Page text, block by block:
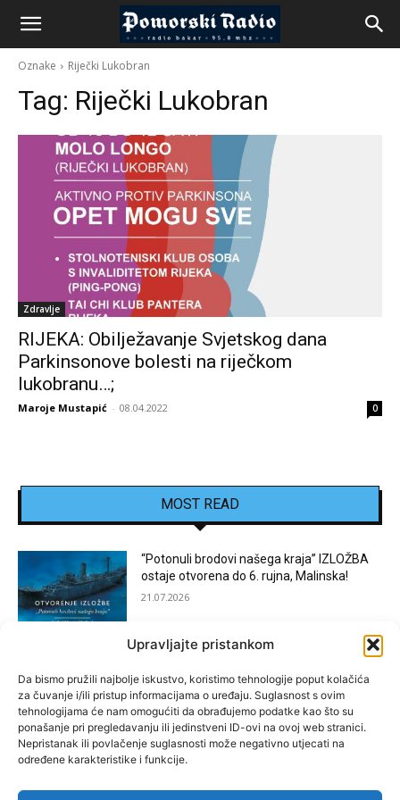
Upravljajte pristankom
Da bismo pružili najbolje iskustvo, koristimo tehnologije poput kolačića
za čuvanje i/ili pristup informacijama o uređaju. Suglasnost s ovim
tehnologijama će nam omogućiti da obrađujemo podatke kao što su
ponašanje pri pregledavanju ili jedinstveni ID-ovi na ovoj web stranici.
Nepristanak ili povlačenje suglasnosti može negativno utjecati na
određene karakteristike i funkcije.
Oznake Riječki Lukobran
Tag: Riječki Lukobran
Zdravlje
RIJEKA: Obilježavanje Svjetskog dana
Parkinsonove bolesti na riječkom
lukobranu…;
Maroje Mustapić - 08.04.2022 0
MOST READ
“Potonuli brodovi našega kraja” IZLOŽBA
ostaje otvorena do 6. rujna, Malinska!
21.07.2026
KOSTRENI”
15.07.2026
[BAKAR]: MARGARETINO LETO 2026!